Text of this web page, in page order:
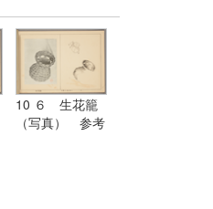
10 ６ 生花籠
（写真） 参考